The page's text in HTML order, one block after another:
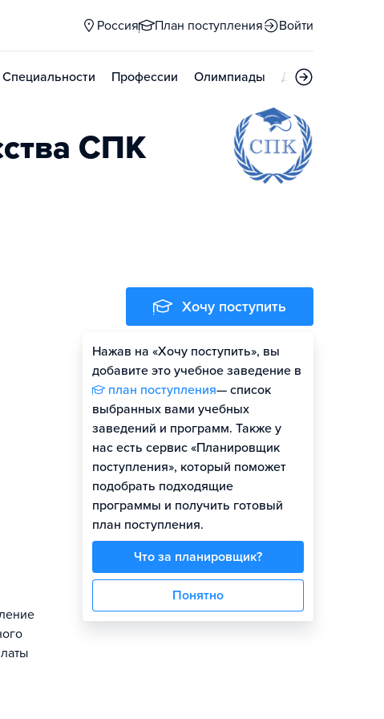
Россия План поступления Войти
Специальности Профессии Олимпиады Дни открытых
СПК
Хочу поступить
Нажав на «Хочу поступить», вы
добавите это учебное заведение в
план поступления— список
выбранных вами учебных
заведений и программ. Также у
нас есть сервис «Планировщик
поступления», который поможет
подобрать подходящие
программы и получить готовый
план поступления.
Что за планировщик?
Понятно